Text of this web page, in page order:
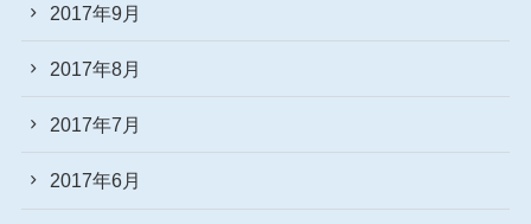
2017年9月
2017年8月
2017年7月
2017年6月